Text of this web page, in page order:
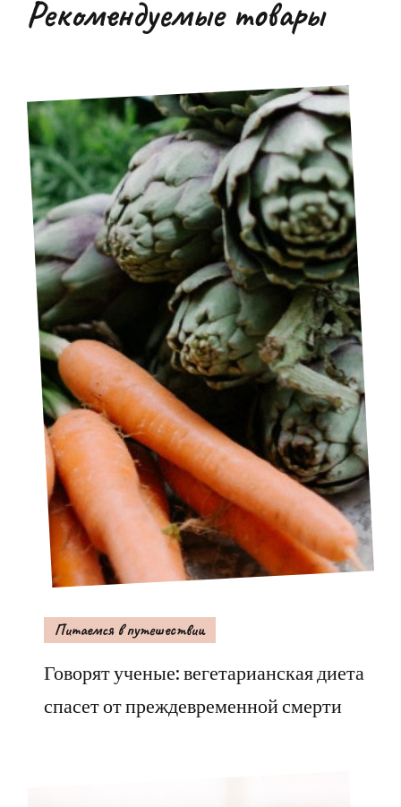
Рекомендуемые товары
Питаемся в путешествии
Говорят ученые: вегетарианская диета
спасет от преждевременной смерти